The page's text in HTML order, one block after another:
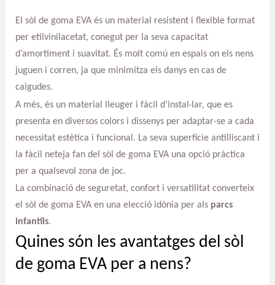
El sòl de goma EVA és un material resistent i flexible format
per etilvinilacetat, conegut per la seva capacitat
d’amortiment i suavitat. És molt comú en espais on els nens
juguen i corren, ja que minimitza els danys en cas de
caigudes.
A més, és un material lleuger i fàcil d’instal·lar, que es
presenta en diversos colors i dissenys per adaptar-se a cada
necessitat estètica i funcional. La seva superfície antilliscant i
la fàcil neteja fan del sòl de goma EVA una opció pràctica
per a qualsevol zona de joc.
La combinació de seguretat, confort i versatilitat converteix
el sòl de goma EVA en una elecció idònia per als parcs
infantils.
Quines són les avantatges del sòl
de goma EVA per a nens?